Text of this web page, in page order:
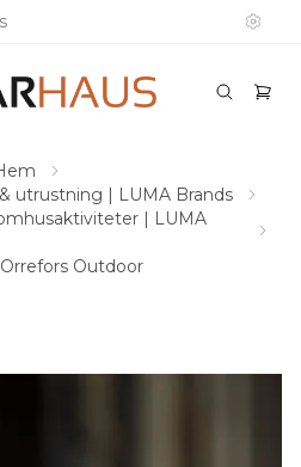
utrustning | LUMA Brands
| LUMA
Outdoor